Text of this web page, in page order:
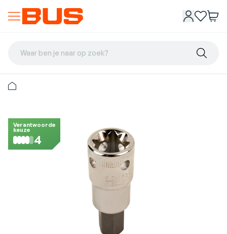
Waar ben je naar op zoek?
Verantwoorde
keuze
4